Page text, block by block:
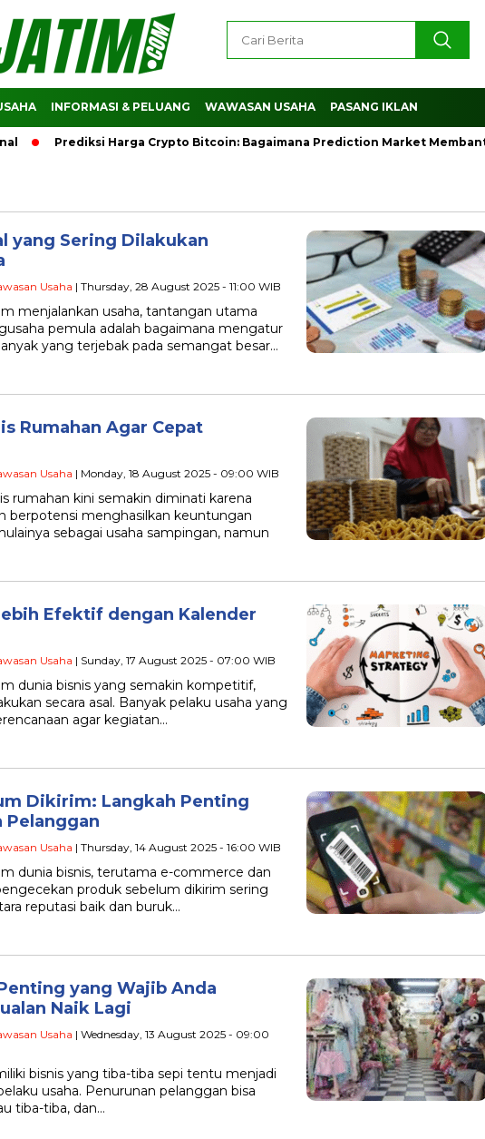
INFORMASI & PELUANG WAWASAN USAHA PASANG IKLAN
Prediksi Harga Crypto Bitcoin: Bagaimana Prediction Market Membantu
yang Sering Dilakukan
Usaha | Thursday, 28 August 2025 - 11:00 WIB
menjalankan usaha, tantangan utama
pemula adalah bagaimana mengatur
yang terjebak pada semangat besar…
Rumahan Agar Cepat
Usaha | Monday, 18 August 2025 - 09:00 WIB
rumahan kini semakin diminati karena
berpotensi menghasilkan keuntungan
sebagai usaha sampingan, namun
Efektif dengan Kalender
Usaha | Sunday, 17 August 2025 - 07:00 WIB
dunia bisnis yang semakin kompetitif,
secara asal. Banyak pelaku usaha yang
agar kegiatan…
Dikirim: Langkah Penting
Pelanggan
Usaha | Thursday, 14 August 2025 - 16:00 WIB
dunia bisnis, terutama e-commerce dan
produk sebelum dikirim sering
reputasi baik dan buruk…
yang Wajib Anda
Naik Lagi
Usaha | Wednesday, 13 August 2025 - 09:00
bisnis yang tiba-tiba sepi tentu menjadi
usaha. Penurunan pelanggan bisa
tiba-tiba, dan…